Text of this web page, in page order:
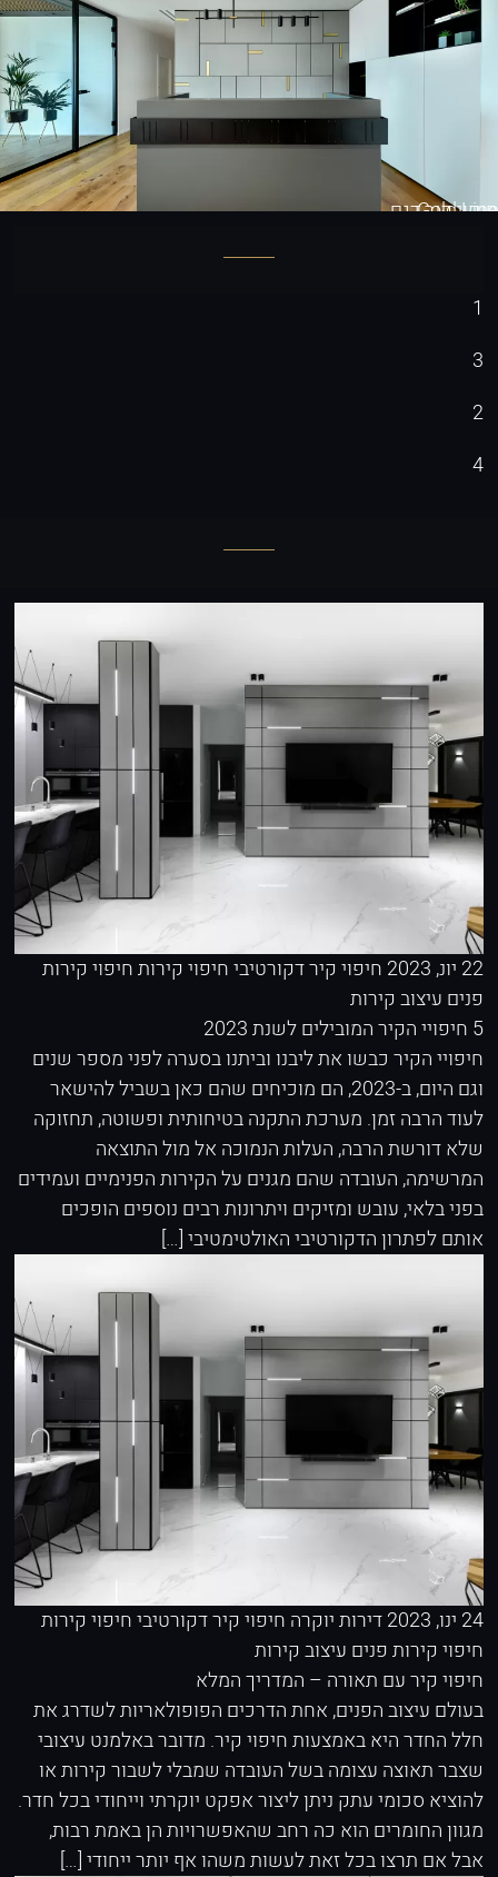
חיפוי קיר דגם
Gold Line
1
3
2
4
22 יונ, 2023 חיפוי קיר דקורטיביחיפוי קירותחיפוי קירות
פנים עיצוב קירות
5 חיפויי הקיר המובילים לשנת 2023
חיפויי הקיר כבשו את ליבנו וביתנו בסערה לפני מספר שנים
וגם היום, ב-2023, הם מוכיחים שהם כאן בשביל להישאר
לעוד הרבה זמן. מערכת התקנה בטיחותית ופשוטה, תחזוקה
שלא דורשת הרבה, העלות הנמוכה אל מול התוצאה
המרשימה, העובדה שהם מגנים על הקירות הפנימיים ועמידים
בפני בלאי, עובש ומזיקים ויתרונות רבים נוספים הופכים
אותם לפתרון הדקורטיבי האולטימטיבי […]
24 ינו, 2023 דירות יוקרה חיפוי קיר דקורטיביחיפוי קירות
חיפוי קירות פנים עיצוב קירות
חיפוי קיר עם תאורה – המדריך המלא
בעולם עיצוב הפנים, אחת הדרכים הפופולאריות לשדרג את
חלל החדר היא באמצעות חיפוי קיר. מדובר באלמנט עיצובי
שצבר תאוצה עצומה בשל העובדה שמבלי לשבור קירות או
להוציא סכומי עתק ניתן ליצור אפקט יוקרתי וייחודי בכל חדר.
מגוון החומרים הוא כה רחב שהאפשרויות הן באמת רבות,
אבל אם תרצו בכל זאת לעשות משהו אף יותר ייחודי […]